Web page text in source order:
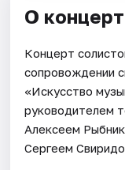
О
Концерт
сопровождении
«Искусство
руководителем
Алексеем
Сергеем